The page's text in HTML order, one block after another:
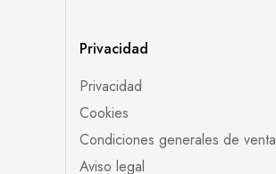
Privacidad
Privacidad
Cookies
Condiciones generales de venta
Aviso legal